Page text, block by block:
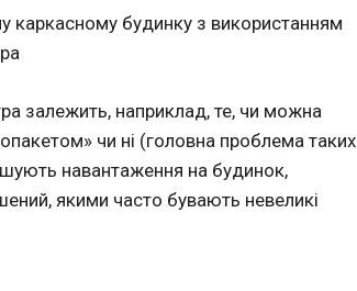
каркасному будинку з використанням
залежить, наприклад, те, чи можна
чи ні (головна проблема таких
навантаження на будинок,
якими часто бувають невеликі